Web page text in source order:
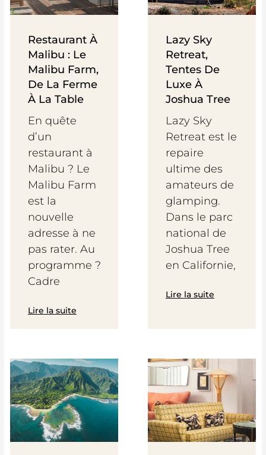
Restaurant À
Malibu : Le
Malibu Farm,
De La Ferme
À La Table
En quête
d’un
restaurant à
Malibu ? Le
Malibu Farm
est la
nouvelle
adresse à ne
pas rater. Au
programme ?
Cadre
Lire la suite
Lazy Sky
Retreat,
Tentes De
Luxe À
Joshua Tree
Lazy Sky
Retreat est le
repaire
ultime des
amateurs de
glamping.
Dans le parc
national de
Joshua Tree
en Californie,
Lire la suite